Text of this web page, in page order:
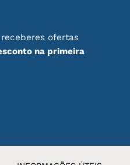
ofertas
na primeira